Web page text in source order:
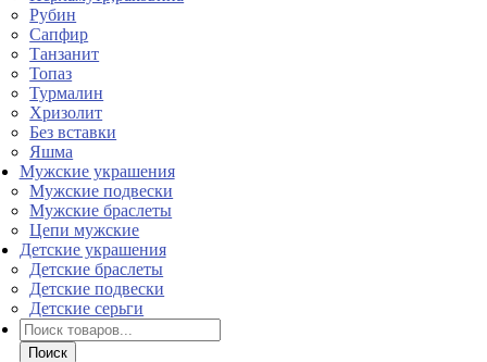
Рубин
Сапфир
Танзанит
Топаз
Турмалин
Хризолит
Без вставки
Яшма
Мужские украшения
Мужские подвески
Мужские браслеты
Цепи мужские
Детские украшения
Детские браслеты
Детские подвески
Детские серьги
Поиск
товаров
Поиск